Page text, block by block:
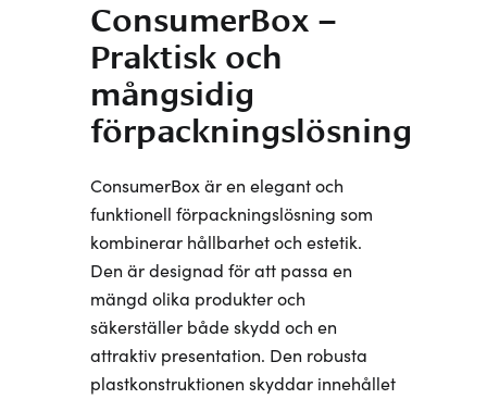
ConsumerBox –
Praktisk och
mångsidig
förpackningslösning
ConsumerBox är en elegant och
funktionell förpackningslösning som
kombinerar hållbarhet och estetik.
Den är designad för att passa en
mängd olika produkter och
säkerställer både skydd och en
attraktiv presentation. Den robusta
plastkonstruktionen skyddar innehållet